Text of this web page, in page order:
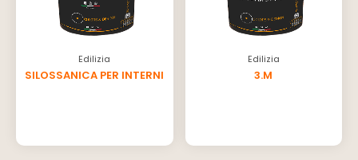
Edilizia
SILOSSANICA PER INTERNI
Edilizia
3.M